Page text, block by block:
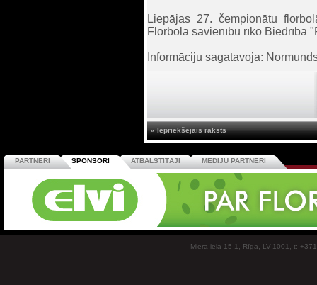
Liepājas 27. čempionātu
Florbola savienību rīko Biedrība
Informāciju sagatavoja:
« Iepriekšējais raksts
PARTNERI SPONSORI ATBALSTĪTĀJI MEDIJU PARTNERI
Miera iela 15-1, Rīga, LV-1001, t: